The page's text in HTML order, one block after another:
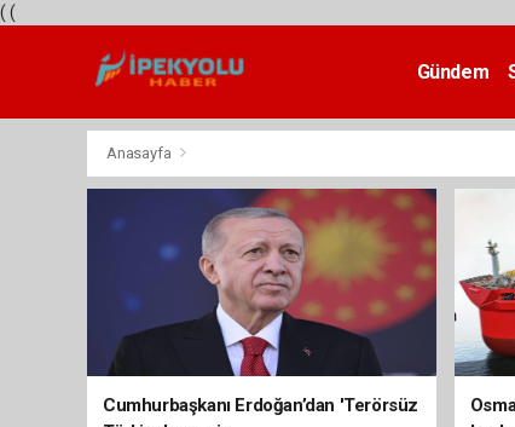
( (
Gündem
Anasayfa
Cumhurbaşkanı Erdoğan’dan 'Terörsüz